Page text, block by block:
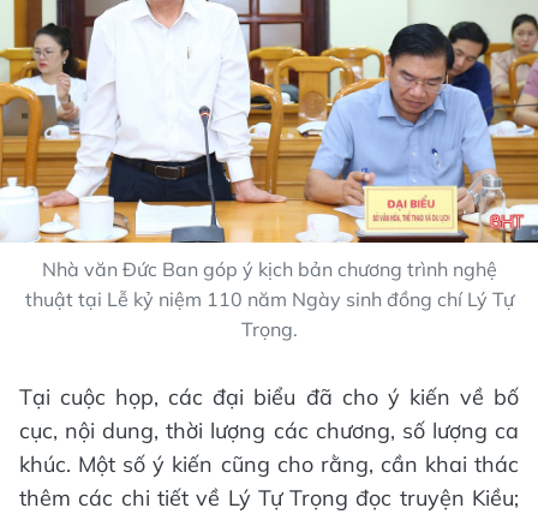
Nhà văn Đức Ban góp ý kịch bản chương trình nghệ
thuật tại Lễ kỷ niệm 110 năm Ngày sinh đồng chí Lý Tự
Trọng.
Tại cuộc họp, các đại biểu đã cho ý kiến về bố
cục, nội dung, thời lượng các chương, số lượng ca
khúc. Một số ý kiến cũng cho rằng, cần khai thác
thêm các chi tiết về Lý Tự Trọng đọc truyện Kiều;